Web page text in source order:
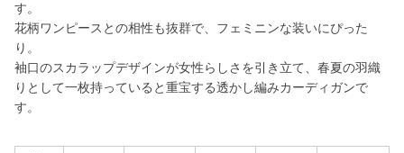
す。
花柄ワンピースとの相性も抜群で、フェミニンな装いにぴった
り。
袖口のスカラップデザインが女性らしさを引き立て、春夏の羽織
りとして一枚持っていると重宝する透かし編みカーディガンで
す。